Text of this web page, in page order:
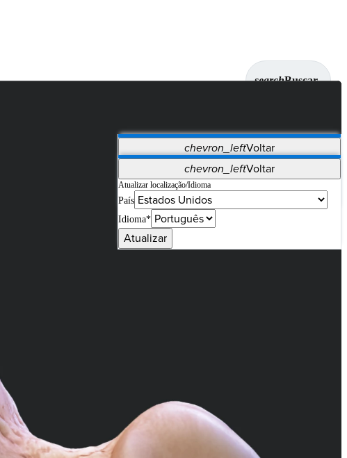
searchBuscar
chevron_leftVoltar
Vet Systems OrthoPedia Patient
Supplier Portal
Synergy Imaging & Resection
chevron_leftVoltar
Atualizar localização/Idioma
País
Idioma*
Atualizar